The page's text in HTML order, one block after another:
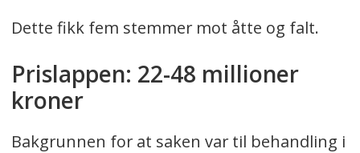
Dette fikk fem stemmer mot åtte og falt.
Prislappen: 22-48 millioner
kroner
Bakgrunnen for at saken var til behandling i